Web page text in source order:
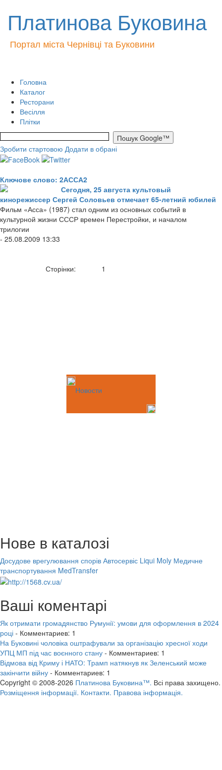
Платинова Буковина
Портал міста Чернівці та Буковини
Головна
Каталог
Ресторани
Весілля
Плітки
Зробити стартовою Додати в обрані
Ключове слово: 2АССА2
Сегодня, 25 августа культовый
кинорежиссер Сергей Соловьев отмечает 65-летний юбилей
Фильм «Асса» (1987) стал одним из основных событий в
культурной жизни СССР времен Перестройки, и началом
трилогии
- 25.08.2009 13:33
Сторінки: 1
Новости
Нове в каталозі
Досудове врегулювання спорів Автосервіс Liqui Moly Медичне
транспортування MedTransfer
Ваші коментарі
Як отримати громадянство Румунії: умови для оформлення в 2024
році - Комментариев: 1
На Буковині чоловіка оштрафували за організацію хресної ходи
УПЦ МП під час воєнного стану - Комментариев: 1
Відмова від Криму і НАТО: Трамп натякнув як Зеленський може
закінчити війну - Комментариев: 1
Copyright © 2008-2026 Платинова Буковина™. Всі права захищено.
Розміщення інформації. Контакти. Правова інформація.